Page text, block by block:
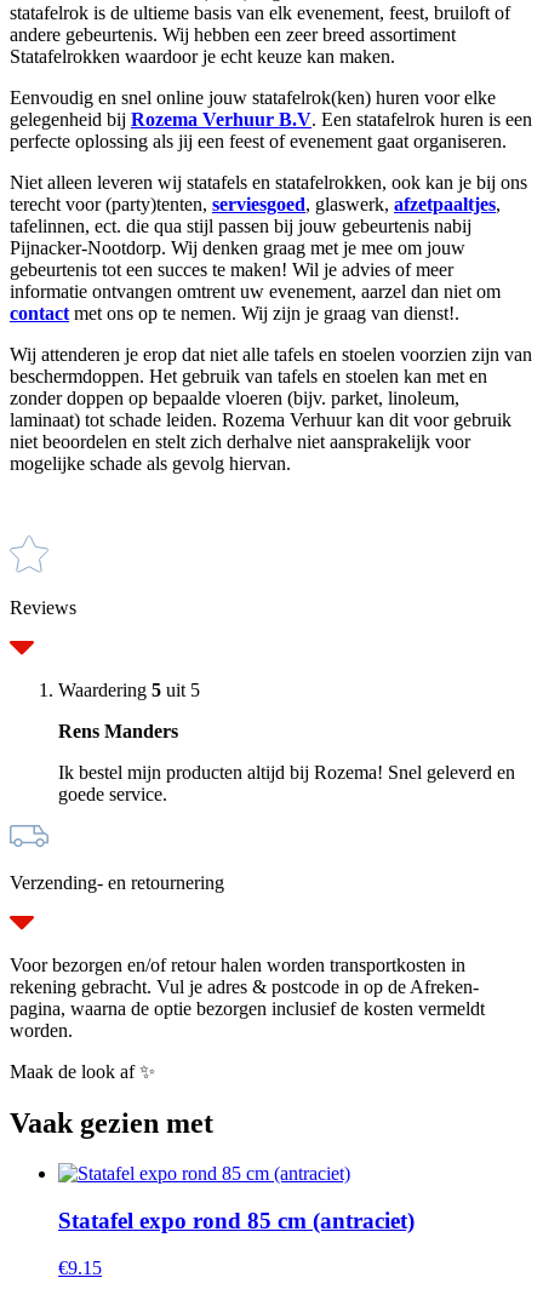
statafelrok is de ultieme basis van elk evenement, feest, bruiloft of
andere gebeurtenis. Wij hebben een zeer breed assortiment
Statafelrokken waardoor je echt keuze kan maken.
Eenvoudig en snel online jouw statafelrok(ken) huren voor elke
gelegenheid bij Rozema Verhuur B.V. Een statafelrok huren is een
perfecte oplossing als jij een feest of evenement gaat organiseren.
Niet alleen leveren wij statafels en statafelrokken, ook kan je bij ons
terecht voor (party)tenten, serviesgoed, glaswerk, afzetpaaltjes,
tafelinnen, ect. die qua stijl passen bij jouw gebeurtenis nabij
Pijnacker-Nootdorp. Wij denken graag met je mee om jouw
gebeurtenis tot een succes te maken! Wil je advies of meer
informatie ontvangen omtrent uw evenement, aarzel dan niet om
contact met ons op te nemen. Wij zijn je graag van dienst!.
Wij attenderen je erop dat niet alle tafels en stoelen voorzien zijn van
beschermdoppen. Het gebruik van tafels en stoelen kan met en
zonder doppen op bepaalde vloeren (bijv. parket, linoleum,
laminaat) tot schade leiden. Rozema Verhuur kan dit voor gebruik
niet beoordelen en stelt zich derhalve niet aansprakelijk voor
mogelijke schade als gevolg hiervan.
Reviews
Waardering 5 uit 5
Rens Manders
Ik bestel mijn producten altijd bij Rozema! Snel geleverd en
goede service.
Verzending- en retournering
Voor bezorgen en/of retour halen worden transportkosten in
rekening gebracht. Vul je adres & postcode in op de Afreken-
pagina, waarna de optie bezorgen inclusief de kosten vermeldt
worden.
Maak de look af ✨
Vaak gezien met
Statafel expo rond 85 cm (antraciet)
€9.15